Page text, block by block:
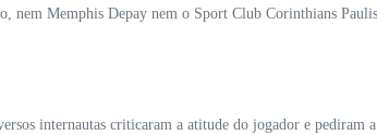
Memphis Depay nem o Sport Club Corinthians
internautas criticaram a atitude do jogador e